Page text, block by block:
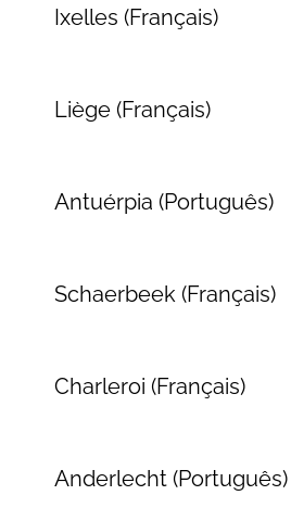
Ixelles (Français)
Liège (Français)
Antuérpia (Português)
Schaerbeek (Français)
Charleroi (Français)
Anderlecht (Português)